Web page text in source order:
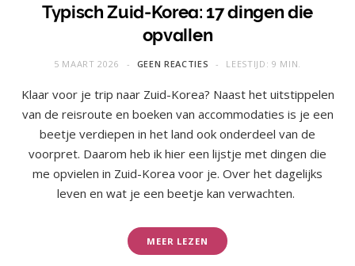
Typisch Zuid-Korea: 17 dingen die
opvallen
5 MAART 2026 GEEN REACTIES LEESTIJD: 9 MIN.
Klaar voor je trip naar Zuid-Korea? Naast het uitstippelen
van de reisroute en boeken van accommodaties is je een
beetje verdiepen in het land ook onderdeel van de
voorpret. Daarom heb ik hier een lijstje met dingen die
me opvielen in Zuid-Korea voor je. Over het dagelijks
leven en wat je een beetje kan verwachten.
MEER LEZEN